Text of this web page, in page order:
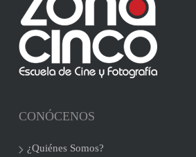
CONÓCENOS
¿Quiénes Somos?